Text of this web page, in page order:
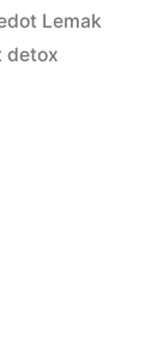
Lemak
detox